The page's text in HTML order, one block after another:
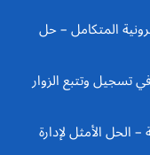
– حل
تسجيل وتتبع الزوار
– الحل الأمثل لإدارة